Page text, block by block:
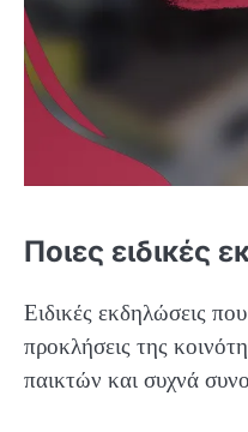
Ποιες
Ειδικές εκδηλώσεις
προκλήσεις της
παικτών και συχνά